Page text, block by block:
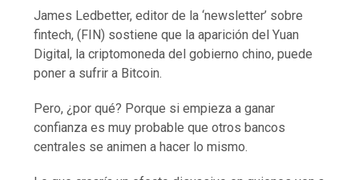
James Ledbetter, editor de la ‘newsletter’ sobre
fintech, (FIN) sostiene que la aparición del Yuan
Digital, la criptomoneda del gobierno chino, puede
poner a sufrir a Bitcoin.
Pero, ¿por qué? Porque si empieza a ganar
confianza es muy probable que otros bancos
centrales se animen a hacer lo mismo.